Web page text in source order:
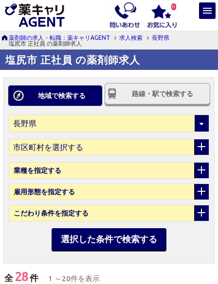
0
薬剤師の求人・転職：薬キャリAGENT 求人検索
長野県
塩尻市 正社員 の薬剤師求人
塩尻市 正社員 の薬剤師求人
地域で検索する 路線・駅で検索する
市区町村を選択する
業種を指定する
雇用形態を指定する
こだわり条件を指定する
選択した条件で検索する
全28件 1 ～20件を表示